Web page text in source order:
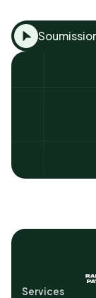
Services